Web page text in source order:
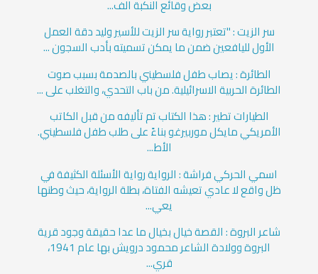
بعض وقائع النكبة الف...
سر الزيت : "تعتبر رواية سر الزيت للأسير وليد دقة العمل
الأول لليافعين ضمن ما يمكن تسميته بأدب السجون ...
الطائرة : يصاب طفل فلسطيني بالصدمة بسبب صوت
الطائرة الحربية الاسرائيلية. من باب التحدي، والتغلب على ...
الطيارات تطير : هذا الكتاب تم تأليفه من قبل الكاتب
الأمريكي مايكل موربيرغو بناءً على طلب طفل فلسطيني.
الأط...
اسمي الحركي فراشة : الرواية رواية الأسئلة الكثيفة في
ظل واقع لا عادي تعيشه الفتاة، بطلة الرواية، حيث وطنها
يعي...
شاعر البروة : القصة خيال بخيال ما عدا حقيقة وجود قرية
البروة وولادة الشاعر محمود درويش بها عام 1941،
قري...